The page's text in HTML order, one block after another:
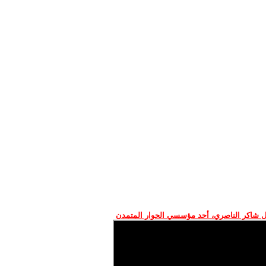
شاكر الناصري، أحد مؤسسي الحوار المتمدن